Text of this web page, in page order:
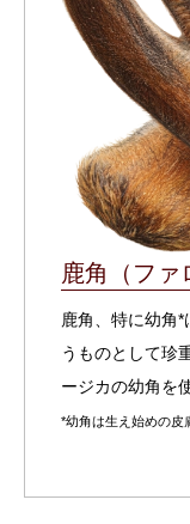
鹿角（ファ
鹿角、特に幼角
うものとして珍
ージカの幼角を
*幼角は生え始めの皮